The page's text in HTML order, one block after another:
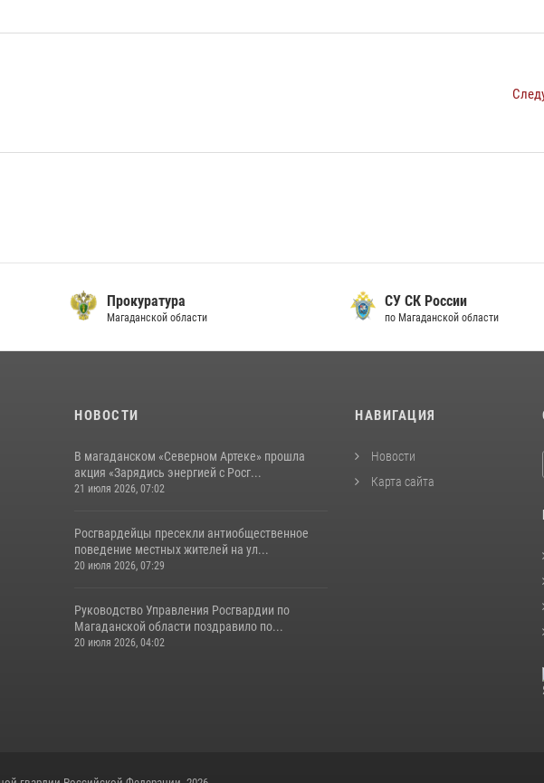
Прокуратура
Магаданской области
СУ СК России
по Магаданской области
НОВОСТИ
В магаданском «Северном Артеке» прошла
акция «Зарядись энергией с Росг...
21 июля 2026, 07:02
Росгвардейцы пресекли антиобщественное
поведение местных жителей на ул...
20 июля 2026, 07:29
Руководство Управления Росгвардии по
Магаданской области поздравило по...
20 июля 2026, 04:02
НАВИГАЦИЯ
Новости
Карта сайта